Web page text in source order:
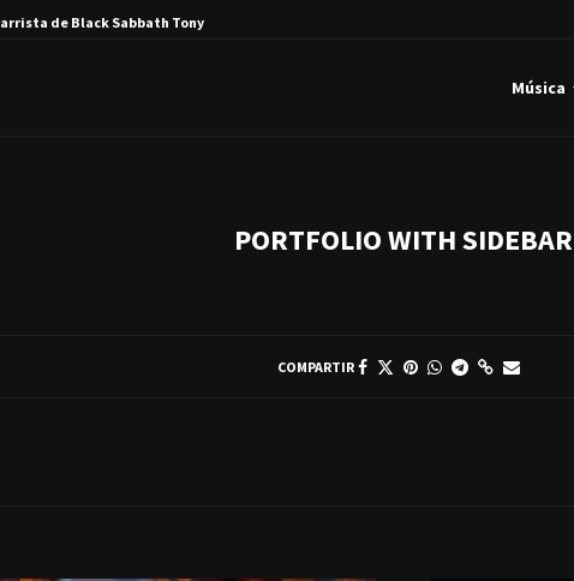
de Black Sabbath Tony Iommi...
Música
PORTFOLIO WITH SIDEBAR
COMPARTIR